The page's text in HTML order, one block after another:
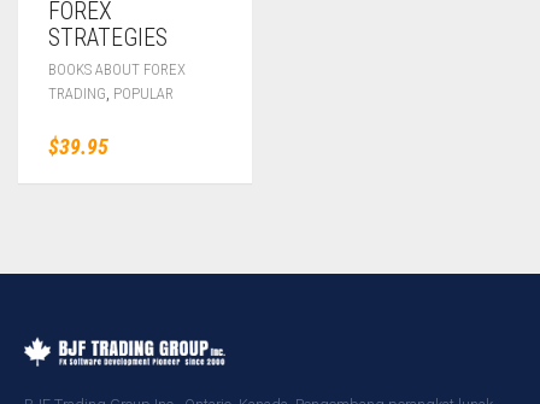
FOREX
STRATEGIES
BOOKS ABOUT FOREX
TRADING POPULAR
$39.95